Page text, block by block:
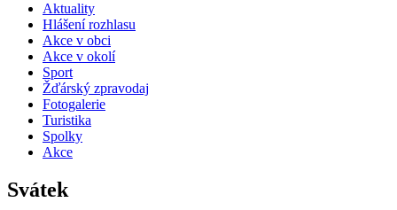
Aktuality
Hlášení rozhlasu
Akce v obci
Akce v okolí
Sport
Žďárský zpravodaj
Fotogalerie
Turistika
Spolky
Akce
Svátek